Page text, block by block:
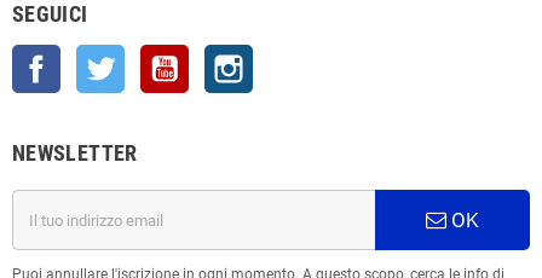
SEGUICI
Facebook Twitter YouTube
NEWSLETTER
OK